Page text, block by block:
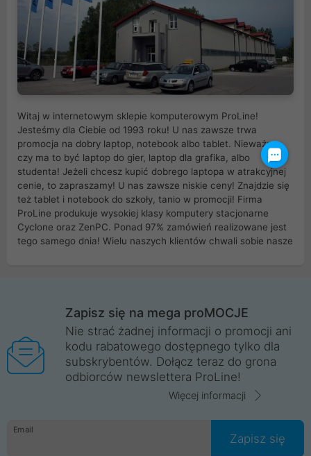
Witaj w internetowym sklepie komputerowym ProLine!
Jesteśmy dla Ciebie od 1993 roku! U nas zawsze trwa
promocja na dobry laptop, notebook albo tablet. Nieważne
czy ma to być laptop do gier, laptop dla grafika, albo
studenta! Jeżeli chcesz kupić dobrego laptopa w atrakcyjnej
cenie, to zapraszamy! U nas zawsze niskie ceny! Znajdzie się
też tablet i notebook do szkoły, tanio w promocji! Firma
ProLine produkuje wysokiej klasy komputery stacjonarne
Cyclone oraz ZenPC. Ponad 97% zamówień realizowane jest
tego samego dnia! Wielu naszych klientów chwali sobie nasze
Wrocław, Poznań, Legnica, Katowice, Gliwice, Kalisz, Bytom,
Trzebnica, Opole. Szybka i profesjonalna obsługa!
ProLine to polska firma ze 100% polskim kapitałem. Działamy
legalnie i płacimy podatki w naszym kraju! Posiadamy siedzibę
główną w Mirkowie oraz salony na terenie kraju. Cała
komunikacja ze sklepem komputerowym ProLine jest
danych osobowych. Dlatego zakup notebooka albo laptopa w
ProLine to czysta przyjemność i pełne bezpieczeństwo.
Zaopatrzysz się u nas w akcesoria i części komputerowe
Zapisz się na mega proMOCJE
Nie strać żadnej informacji o promocji ani
kodu rabatowego dostępnego tylko dla
subskrybentów. Dołącz teraz do grona
odbiorców newslettera ProLine!
Więcej informacji
Email
Zapisz się